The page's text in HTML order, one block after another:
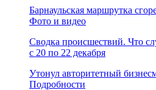
Барнаульская маршрутка
Фото и видео
Сводка происшествий. Что
с 20 по 22 декабря
Утонул авторитетный
Подробности